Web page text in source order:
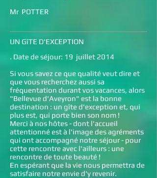
Mr POTTER
UN GîTE D'EXCEPTION
. Date de séjour: 19 juillet 2014
Si vous savez ce que qualité veut dire et
que vous recherchez aussi sa
fréquentation durant vos vacances, alors
"Bellevue d'Aveyron" est la bonne
destination : un gîte d'exception et, qui
plus est, qui porte bien son nom !
Merci à nos hôtes - dont l'accueil
attentionné est à l'image des agréments
qui ont accompagné notre séjour - pour
cette rencontre avec l'ailleurs : une
rencontre de toute beauté !
En espérant que la vie nous permettra de
satisfaire notre envie d'y revenir.